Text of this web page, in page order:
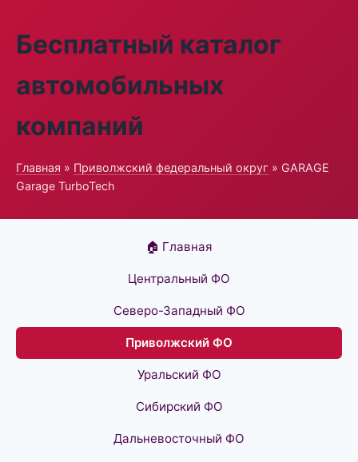
Бесплатный каталог
автомобильных
компаний
Главная » Приволжский федеральный округ » GARAGE
Garage TurboTech
🏠 Главная
Центральный ФО
Северо-Западный ФО
Приволжский ФО
Уральский ФО
Сибирский ФО
Дальневосточный ФО